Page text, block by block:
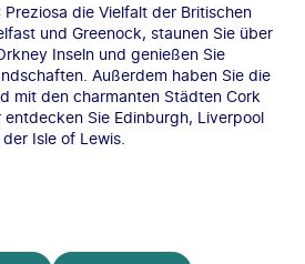
Preziosa die Vielfalt der Britischen
und Greenock, staunen Sie über
Inseln und genießen Sie
Außerdem haben Sie die
mit den charmanten Städten Cork
Sie Edinburgh, Liverpool
Isle of Lewis.